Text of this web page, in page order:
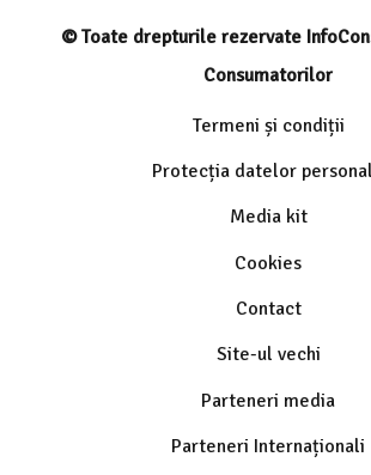
© Toate drepturile rezervate
Consumatorilor
Termeni și condiții
Protecția datelor
Media kit
Cookies
Contact
Site-ul vechi
Parteneri media
Parteneri Internaționali